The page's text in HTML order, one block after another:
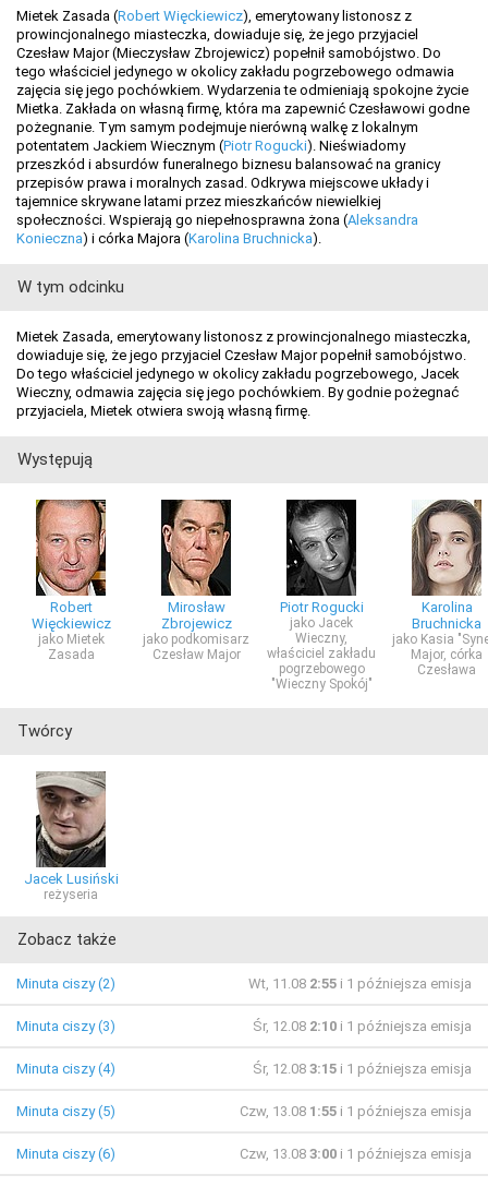
Mietek Zasada (Robert Więckiewicz), emerytowany listonosz z
prowincjonalnego miasteczka, dowiaduje się, że jego przyjaciel
Czesław Major (Mieczysław Zbrojewicz) popełnił samobójstwo. Do
tego właściciel jedynego w okolicy zakładu pogrzebowego odmawia
zajęcia się jego pochówkiem. Wydarzenia te odmieniają spokojne życie
Mietka. Zakłada on własną firmę, która ma zapewnić Czesławowi godne
pożegnanie. Tym samym podejmuje nierówną walkę z lokalnym
potentatem Jackiem Wiecznym (Piotr Rogucki). Nieświadomy
przeszkód i absurdów funeralnego biznesu balansować na granicy
przepisów prawa i moralnych zasad. Odkrywa miejscowe układy i
tajemnice skrywane latami przez mieszkańców niewielkiej
społeczności. Wspierają go niepełnosprawna żona (Aleksandra
Konieczna) i córka Majora (Karolina Bruchnicka).
W tym odcinku
Mietek Zasada, emerytowany listonosz z prowincjonalnego miasteczka,
dowiaduje się, że jego przyjaciel Czesław Major popełnił samobójstwo.
Do tego właściciel jedynego w okolicy zakładu pogrzebowego, Jacek
Wieczny, odmawia zajęcia się jego pochówkiem. By godnie pożegnać
przyjaciela, Mietek otwiera swoją własną firmę.
Występują
Robert
Więckiewicz
jako Mietek
Zasada
Mirosław
Zbrojewicz
jako podkomisarz
Czesław Major
Piotr Rogucki
jako Jacek
Wieczny,
właściciel zakładu
pogrzebowego
"Wieczny Spokój"
Karolina
Bruchnicka
jako Kasia
Major, córka
Czesława
Twórcy
Jacek Lusiński
reżyseria
Zobacz także
Minuta ciszy (2) Wt, 11.08 2:55 i 1 późniejsza emisja
Minuta ciszy (3) Śr, 12.08 2:10 i 1 późniejsza emisja
Minuta ciszy (4) Śr, 12.08 3:15 i 1 późniejsza emisja
Minuta ciszy (5) Czw, 13.08 1:55 i 1 późniejsza emisja
Minuta ciszy (6) Czw, 13.08 3:00 i 1 późniejsza emisja